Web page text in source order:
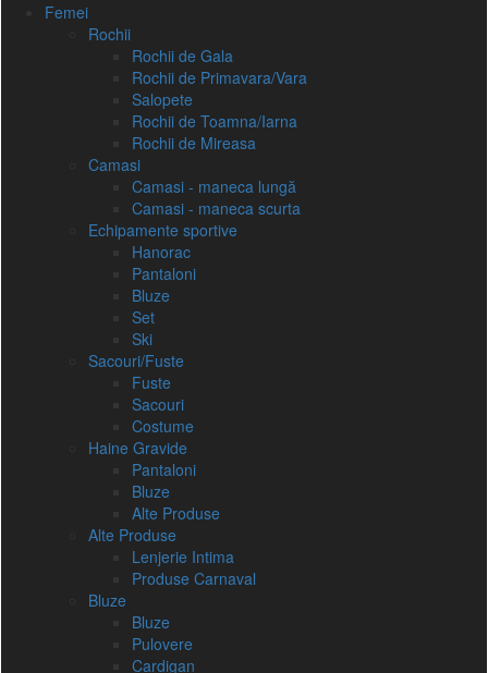
Femei
Rochii
Rochii de Gala
Rochii de Primavara/Vara
Salopete
Rochii de Toamna/Iarna
Rochii de Mireasa
Camasi
Camasi - maneca lungă
Camasi - maneca scurta
Echipamente sportive
Hanorac
Pantaloni
Bluze
Set
Ski
Sacouri/Fuste
Fuste
Sacouri
Costume
Haine Gravide
Pantaloni
Bluze
Alte Produse
Alte Produse
Lenjerie Intima
Produse Carnaval
Bluze
Bluze
Pulovere
Cardigan